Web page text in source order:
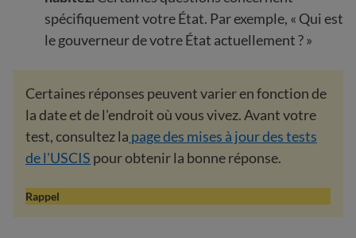
spécifiquement votre État. Par exemple, « Qui est
le gouverneur de votre État actuellement ? »
Certaines réponses peuvent varier en fonction de
la date et de l'endroit où vous vivez. Avant votre
test, consultez la page des mises à jour des tests
de l'USCIS pour obtenir la bonne réponse.
Rappel